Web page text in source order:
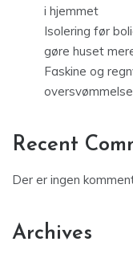
i hjemmet
Isolering før
gøre huset
Faskine og
Recent
Der er ingen
Archives